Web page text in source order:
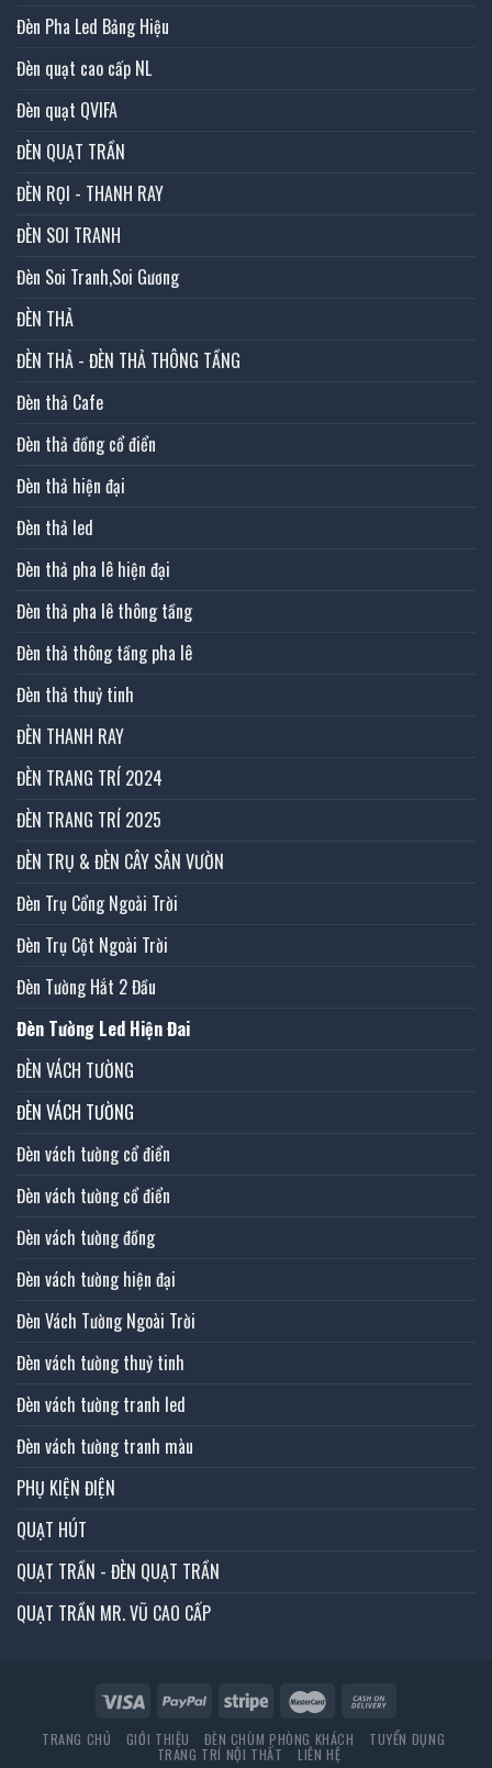
Đèn Pha Led Bảng Hiệu
Đèn quạt cao cấp NL
Đèn quạt QVIFA
ĐÈN QUẠT TRẦN
ĐÈN RỌI - THANH RAY
ĐÈN SOI TRANH
Đèn Soi Tranh,Soi Gương
ĐÈN THẢ
ĐÈN THẢ - ĐÈN THẢ THÔNG TẦNG
Đèn thả Cafe
Đèn thả đồng cổ điển
Đèn thả hiện đại
Đèn thả led
Đèn thả pha lê hiện đại
Đèn thả pha lê thông tầng
Đèn thả thông tầng pha lê
Đèn thả thuỷ tinh
ĐÈN THANH RAY
ĐÈN TRANG TRÍ 2024
ĐÈN TRANG TRÍ 2025
ĐÈN TRỤ & ĐÈN CÂY SÂN VƯỜN
Đèn Trụ Cổng Ngoài Trời
Đèn Trụ Cột Ngoài Trời
Đèn Tường Hắt 2 Đầu
Đèn Tường Led Hiện Đai
ĐÈN VÁCH TƯỜNG
ĐÈN VÁCH TƯỜNG
Đèn vách tường cổ điển
Đèn vách tường cổ điển
Đèn vách tường đồng
Đèn vách tường hiện đại
Đèn Vách Tường Ngoài Trời
Đèn vách tường thuỷ tinh
Đèn vách tường tranh led
Đèn vách tường tranh màu
PHỤ KIỆN ĐIỆN
QUẠT HÚT
QUẠT TRẦN - ĐÈN QUẠT TRẦN
QUẠT TRẦN MR. VŨ CAO CẤP
TRANG CHỦ GIỚI THIỆU ĐÈN CHÙM PHÒNG KHÁCH TUYỂN DỤNG
TRANG TRÍ NỘI THẤT LIÊN HỆ